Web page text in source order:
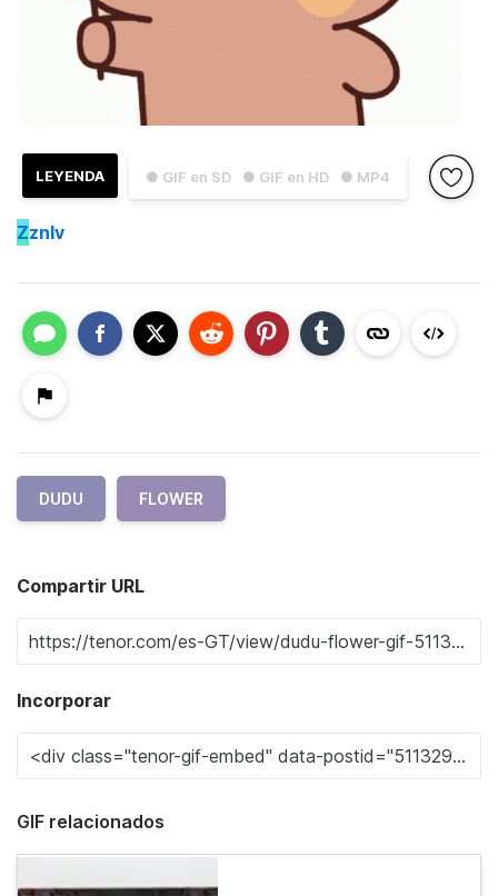
● GIF en SD ● GIF en HD ● MP4
LEYENDA
Zznlv
DUDU FLOWER
Compartir URL
Incorporar
GIF relacionados